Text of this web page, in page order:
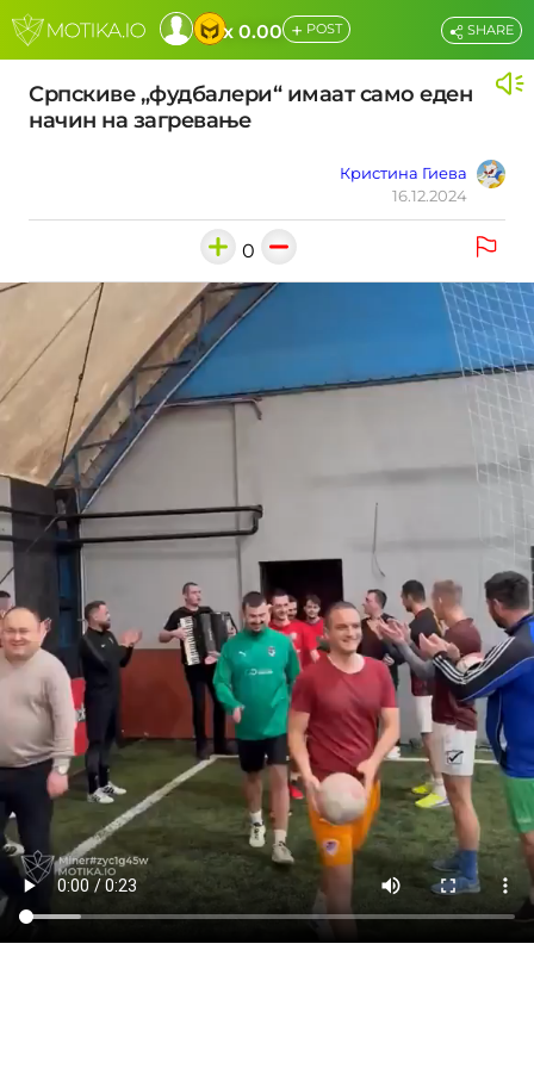
x 0.00 + POST
Српскиве „фудбалери“ имаат само еден
начин на загревање
Кристина Гиева
16.12.2024
SHARE
0